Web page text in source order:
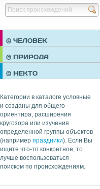
© ЧЕЛОВЕК
ПРАЗДНИКИ
ОБЩЕСТВО
© ПРИРОДА
© НЕКТО
Категории в каталоге условные
и созданы для общего
ориентира, расширения
кругозора или изучения
определенной группы объектов
(например праздники). Если Вы
ищите что-то конкретное, то
лучше воспользоваться
поиском по происхождениям.